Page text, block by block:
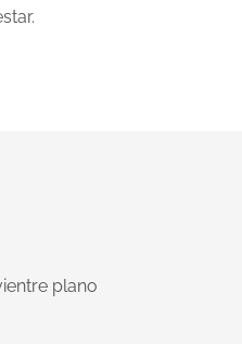
plano